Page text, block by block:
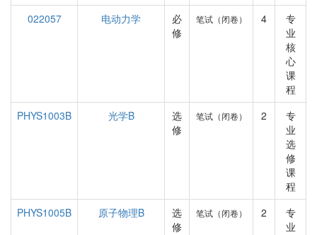
022057
电动力学
必
修
笔试（闭卷） 4
专
业
核
心
课
程
PHYS1003B
光学B
选
修
笔试（闭卷） 2
专
业
选
修
课
程
PHYS1005B
原子物理B
选
修
笔试（闭卷） 2
专
业